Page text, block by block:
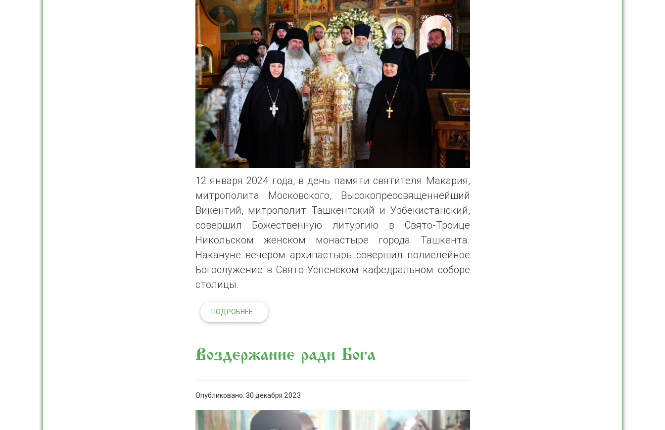
12 января 2024 года, в день памяти святителя Макария,
митрополита Московского, Высокопреосвященнейший
Викентий, митрополит Ташкентский и Узбекистанский,
совершил Божественную литургию в Свято-Троице
Никольском женском монастыре города Ташкента.
Накануне вечером архипастырь совершил полиелейное
Богослужение в Свято-Успенском кафедральном соборе
столицы.
ПОДРОБНЕЕ...
Воздержание ради Бога
Опубликовано: 30 декабря 2023